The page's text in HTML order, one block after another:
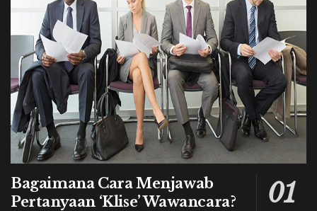
Bagaimana Cara Menjawab
Pertanyaan ‘Klise’ Wawancara?